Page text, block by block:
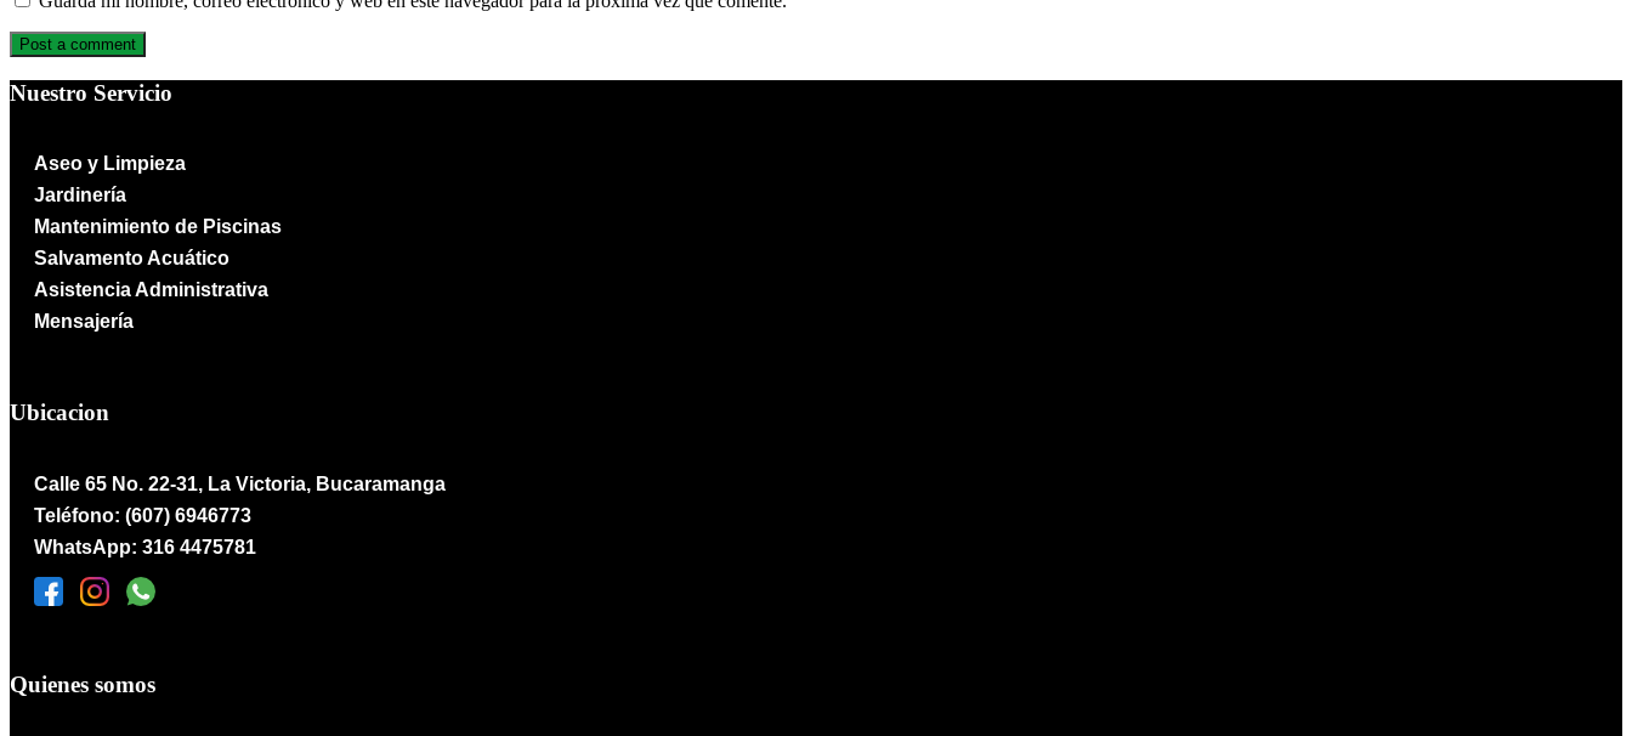
Nuestro Servicio
Aseo y Limpieza
Jardinería
Mantenimiento de Piscinas
Salvamento Acuático
Asistencia Administrativa
Mensajería
Ubicacion
Calle 65 No. 22-31, La Victoria, Bucaramanga
Teléfono: (607) 6946773
WhatsApp: 316 4475781
Quienes somos